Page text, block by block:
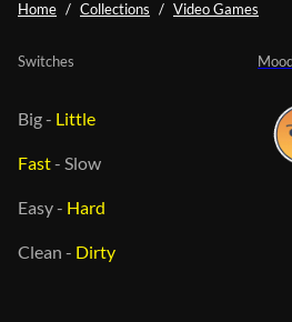
Home Collections Video Games
Switches
Big- Little
Fast- Slow
Easy- Hard
Clean - Dirty